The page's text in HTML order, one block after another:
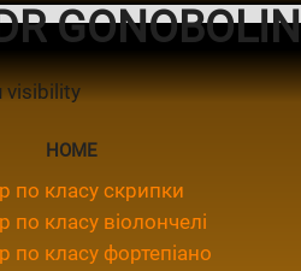
GONOBOLIN
visibility
HOME
по класу скрипки
по класу віолончелі
по класу фортепіано